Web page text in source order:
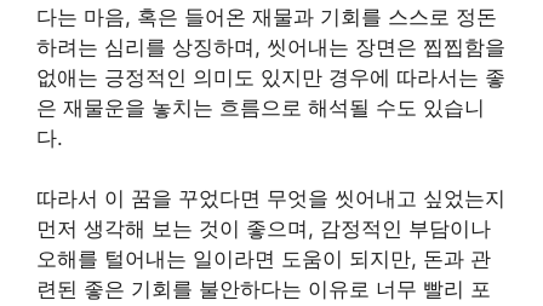
다는 마음, 혹은 들어온 재물과 기회를 스스로 정돈
하려는 심리를 상징하며, 씻어내는 장면은 찝찝함을
없애는 긍정적인 의미도 있지만 경우에 따라서는 좋
은 재물운을 놓치는 흐름으로 해석될 수도 있습니
다.
따라서 이 꿈을 꾸었다면 무엇을 씻어내고 싶었는지
먼저 생각해 보는 것이 좋으며, 감정적인 부담이나
오해를 털어내는 일이라면 도움이 되지만, 돈과 관
련된 좋은 기회를 불안하다는 이유로 너무 빨리 포